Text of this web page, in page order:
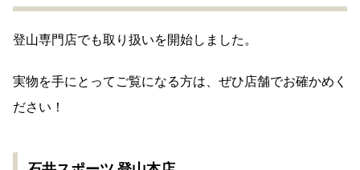
登山専門店でも取り扱いを開始しました。
実物を手にとってご覧になる方は、ぜひ店舗でお確かめく
ださい！